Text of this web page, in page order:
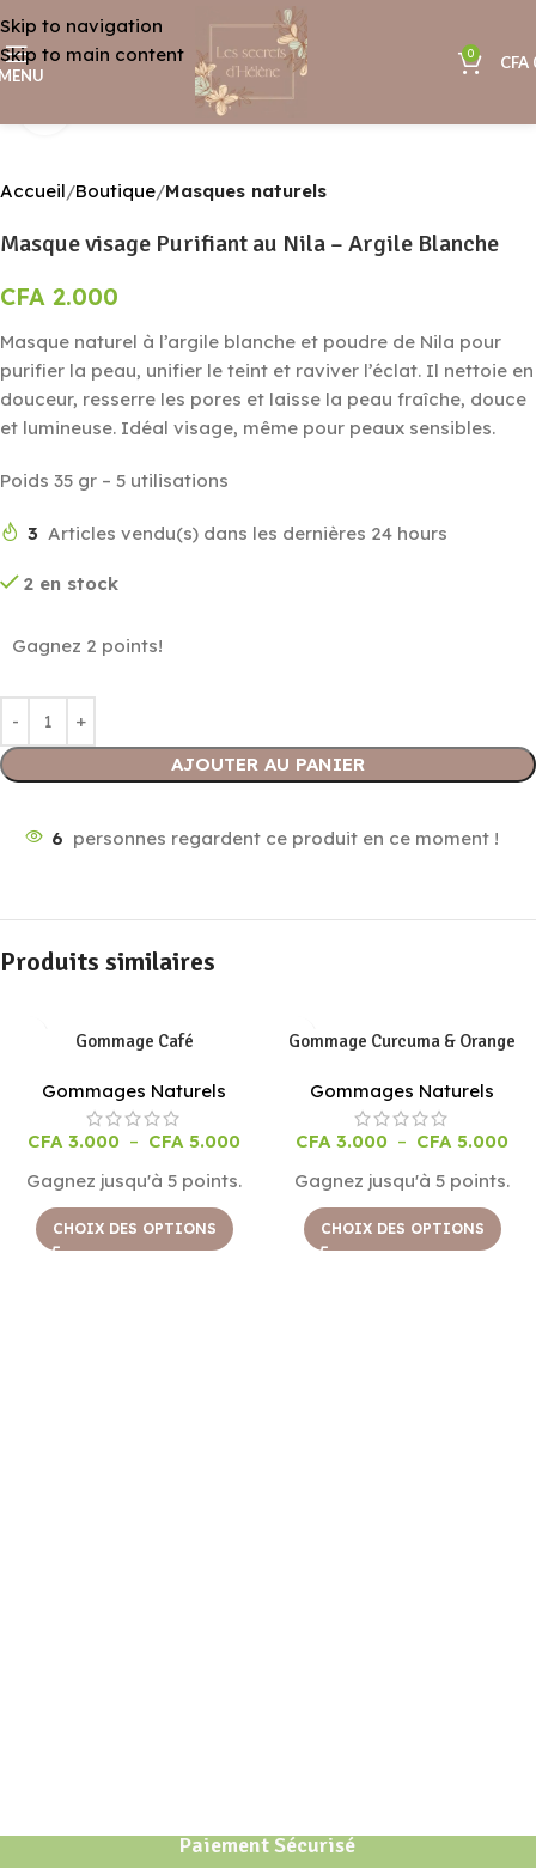
Skip to navigation
Skip to main content
0 CFA
Accueil Boutique Masques naturels
Masque visage Purifiant au Nila – Argile Blanche
CFA 2.000
Masque naturel à l’argile blanche et poudre de Nila pour
purifier la peau, unifier le teint et raviver l’éclat. Il nettoie en
douceur, resserre les pores et laisse la peau fraîche, douce
et lumineuse. Idéal visage, même pour peaux sensibles.
Poids 35 gr – 5 utilisations
3 Articles vendu(s) dans les dernières 24 hours
2 en stock
Gagnez 2 points!
AJOUTER AU PANIER
6 personnes regardent ce produit en ce moment !
Produits similaires
Gommage Café
Gommages Naturels
CFA3.000 – CFA5.000
Gagnez jusqu'à 5 points.
CHOIX DES OPTIONS
Gommage Curcuma & Orange
Gommages Naturels
CFA3.000 – CFA5.000
Gagnez jusqu'à 5 points.
CHOIX DES OPTIONS
Paiement Sécurisé